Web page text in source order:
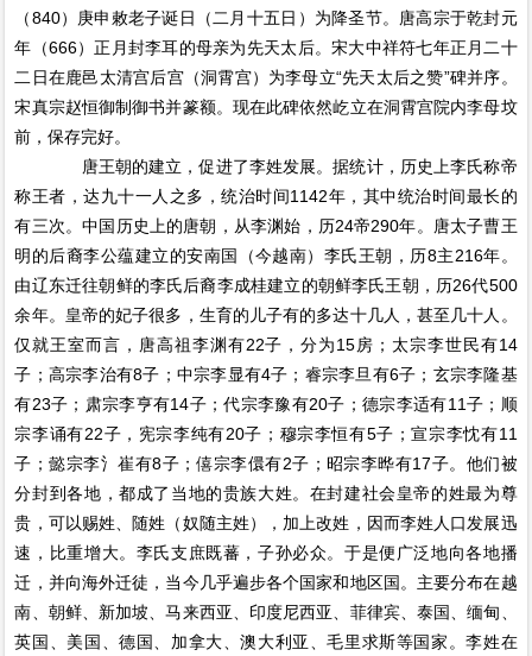
（840）庚申敕老子诞日（二月十五日）为降圣节。唐高宗于乾封元
年（666）正月封李耳的母亲为先天太后。宋大中祥符七年正月二十
二日在鹿邑太清宫后宫（洞霄宫）为李母立“先天太后之赞”碑并序。
宋真宗赵恒御制御书并篆额。现在此碑依然屹立在洞霄宫院内李母坟
前，保存完好。
唐王朝的建立，促进了李姓发展。据统计，历史上李氏称帝
称王者，达九十一人之多，统治时间1142年，其中统治时间最长的
有三次。中国历史上的唐朝，从李渊始，历24帝290年。唐太子曹王
明的后裔李公蕴建立的安南国（今越南）李氏王朝，历8主216年。
由辽东迁往朝鲜的李氏后裔李成桂建立的朝鲜李氏王朝，历26代500
余年。皇帝的妃子很多，生育的儿子有的多达十几人，甚至几十人。
仅就王室而言，唐高祖李渊有22子，分为15房；太宗李世民有14
子；高宗李治有8子；中宗李显有4子；睿宗李旦有6子；玄宗李隆基
有23子；肃宗李亨有14子；代宗李豫有20子；德宗李适有11子；顺
宗李诵有22子，宪宗李纯有20子；穆宗李恒有5子；宣宗李忱有11
子；懿宗李氵崔有8子；僖宗李儇有2子；昭宗李晔有17子。他们被
分封到各地，都成了当地的贵族大姓。在封建社会皇帝的姓最为尊
贵，可以赐姓、随姓（奴随主姓），加上改姓，因而李姓人口发展迅
速，比重增大。李氏支庶既蕃，子孙必众。于是便广泛地向各地播
迁，并向海外迁徒，当今几乎遍步各个国家和地区国。主要分布在越
南、朝鲜、新加坡、马来西亚、印度尼西亚、菲律宾、泰国、缅甸、
英国、美国、德国、加拿大、澳大利亚、毛里求斯等国家。李姓在